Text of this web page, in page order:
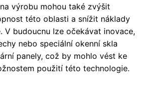
výrobu mohou také zvýšit
této oblasti a snížit náklady
V budoucnu lze očekávat inovace,
nebo speciální okenní skla
panely, což by mohlo vést ke
použití této technologie.